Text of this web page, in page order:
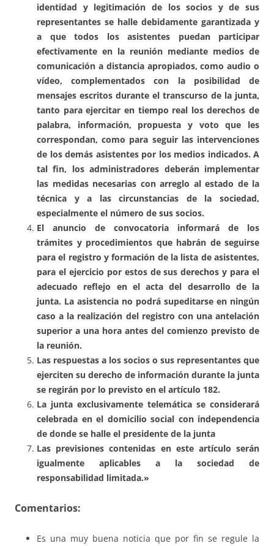
identidad y legitimación de los socios y de sus
representantes se halle debidamente garantizada y
a que todos los asistentes puedan participar
efectivamente en la reunión mediante medios de
comunicación a distancia apropiados, como audio o
vídeo, complementados con la posibilidad de
mensajes escritos durante el transcurso de la junta,
tanto para ejercitar en tiempo real los derechos de
palabra, información, propuesta y voto que les
correspondan, como para seguir las intervenciones
de los demás asistentes por los medios indicados. A
tal fin, los administradores deberán implementar
las medidas necesarias con arreglo al estado de la
técnica y a las circunstancias de la sociedad,
especialmente el número de sus socios.
El anuncio de convocatoria informará de los
trámites y procedimientos que habrán de seguirse
para el registro y formación de la lista de asistentes,
para el ejercicio por estos de sus derechos y para el
adecuado reflejo en el acta del desarrollo de la
junta. La asistencia no podrá supeditarse en ningún
caso a la realización del registro con una antelación
superior a una hora antes del comienzo previsto de
la reunión.
Las respuestas a los socios o sus representantes que
ejerciten su derecho de información durante la junta
se regirán por lo previsto en el artículo 182.
La junta exclusivamente telemática se considerará
celebrada en el domicilio social con independencia
de donde se halle el presidente de la junta
Las previsiones contenidas en este artículo serán
igualmente aplicables a la sociedad de
responsabilidad limitada.»
Comentarios:
Es una muy buena noticia que por fin se regule la